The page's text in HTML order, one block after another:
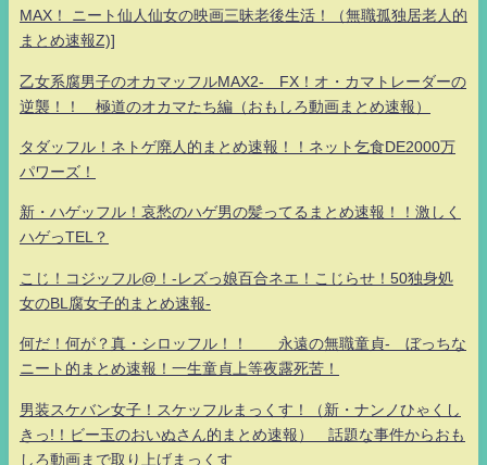
MAX！ ニート仙人仙女の映画三昧老後生活！（無職孤独居老人的
まとめ速報Z)]
乙女系腐男子のオカマッフルMAX2- FX！オ・カマトレーダーの
逆襲！！ 極道のオカマたち編（おもしろ動画まとめ速報）
タダッフル！ネトゲ廃人的まとめ速報！！ネット乞食DE2000万
パワーズ！
新・ハゲッフル！哀愁のハゲ男の髪ってるまとめ速報！！激しく
ハゲっTEL？
こじ！コジッフル@！-レズっ娘百合ネエ！こじらせ！50独身処
女のBL腐女子的まとめ速報-
何だ！何が？真・シロッフル！！ 永遠の無職童貞- ぼっちな
ニート的まとめ速報！一生童貞上等夜露死苦！
男装スケバン女子！スケッフルまっくす！（新・ナンノひゃくし
きっ!！ビー玉のおいぬさん的まとめ速報） 話題な事件からおも
しろ動画まで取り上げまっくす